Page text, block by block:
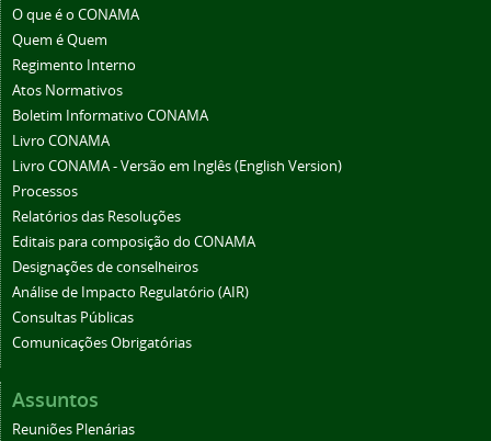
O que é o CONAMA
Quem é Quem
Regimento Interno
Atos Normativos
Boletim Informativo CONAMA
Livro CONAMA
Livro CONAMA - Versão em Inglês (English Version)
Processos
Relatórios das Resoluções
Editais para composição do CONAMA
Designações de conselheiros
Análise de Impacto Regulatório (AIR)
Consultas Públicas
Comunicações Obrigatórias
Assuntos
Reuniões Plenárias